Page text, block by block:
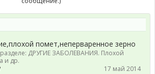
помет,неперваренное зерно
ДРУГИЕ ЗАБОЛЕВАНИЯ. Плохой
и др.
17 май 2014